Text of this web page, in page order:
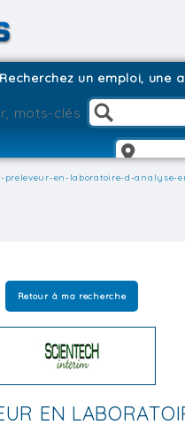
Recherchez un emploi, une
en-laboratoire-d-analyse-
Retour à ma recherche
EN